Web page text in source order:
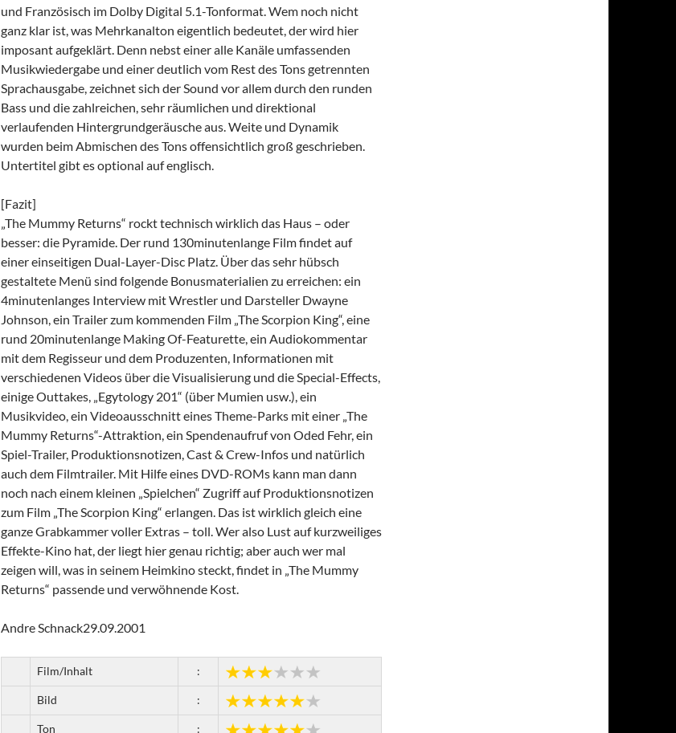
und Französisch im Dolby Digital 5.1-Tonformat. Wem noch nicht
ganz klar ist, was Mehrkanalton eigentlich bedeutet, der wird hier
imposant aufgeklärt. Denn nebst einer alle Kanäle umfassenden
Musikwiedergabe und einer deutlich vom Rest des Tons getrennten
Sprachausgabe, zeichnet sich der Sound vor allem durch den runden
Bass und die zahlreichen, sehr räumlichen und direktional
verlaufenden Hintergrundgeräusche aus. Weite und Dynamik
wurden beim Abmischen des Tons offensichtlich groß geschrieben.
Untertitel gibt es optional auf englisch.
[Fazit]
„The Mummy Returns“ rockt technisch wirklich das Haus – oder
besser: die Pyramide. Der rund 130minutenlange Film findet auf
einer einseitigen Dual-Layer-Disc Platz. Über das sehr hübsch
gestaltete Menü sind folgende Bonusmaterialien zu erreichen: ein
4minutenlanges Interview mit Wrestler und Darsteller Dwayne
Johnson, ein Trailer zum kommenden Film „The Scorpion King“, eine
rund 20minutenlange Making Of-Featurette, ein Audiokommentar
mit dem Regisseur und dem Produzenten, Informationen mit
verschiedenen Videos über die Visualisierung und die Special-Effects,
einige Outtakes, „Egytology 201“ (über Mumien usw.), ein
Musikvideo, ein Videoausschnitt eines Theme-Parks mit einer „The
Mummy Returns“-Attraktion, ein Spendenaufruf von Oded Fehr, ein
Spiel-Trailer, Produktionsnotizen, Cast & Crew-Infos und natürlich
auch dem Filmtrailer. Mit Hilfe eines DVD-ROMs kann man dann
noch nach einem kleinen „Spielchen“ Zugriff auf Produktionsnotizen
zum Film „The Scorpion King“ erlangen. Das ist wirklich gleich eine
ganze Grabkammer voller Extras – toll. Wer also Lust auf kurzweiliges
Effekte-Kino hat, der liegt hier genau richtig; aber auch wer mal
zeigen will, was in seinem Heimkino steckt, findet in „The Mummy
Returns“ passende und verwöhnende Kost.
Andre Schnack29.09.2001
Film/Inhalt :
Bild :
Ton :